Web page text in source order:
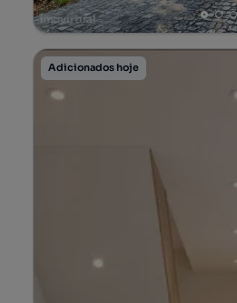
Adicionados hoje